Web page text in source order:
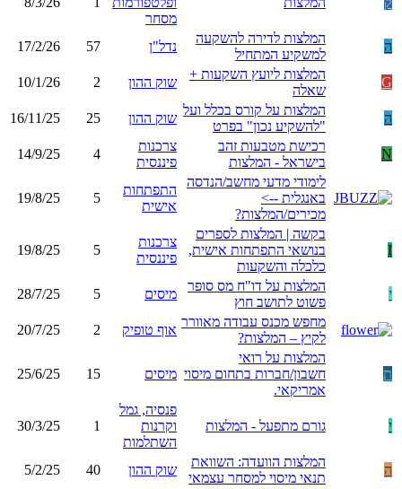
מסחר
ה
המלצות לדירה להשקעה
למשקיע המתחיל
נדל"ן 57
17/2/26
G
המלצות ליועץ השקעות +
שאלה
שוק ההון 2
10/1/26
ה
המלצות על קורס בכלל ועל
"להשקיע נכון" בפרט
שוק ההון 25
16/11/25
N
רכישת מטבעות זהב
בישראל - המלצות
צרכנות
פיננסית
4
14/9/25
לימודי מדעי מחשב/הנדסה
באנגלית -->
מכירים/המלצות?
התפתחות
אישית
5
19/8/25
I
בקשה | המלצות לספרים
בנושאי התפתחות אישית,
כלכלה והשקעות
צרכנות
פיננסית
5
19/8/25
י
המלצות על דו"ח מס סופר
פשוט לתושב חוץ
מיסים 5
28/7/25
מחפש מכנס עבודה מאוורר
לקיץ – המלצות?
אוף טופיק 2
20/7/25
ת
המלצות על רואי
חשבון/חברות בתחום מיסוי
אמריקאי.
מיסים 15
25/6/25
י גורם מתפעל - המלצות
פנסיה, גמל
וקרנות
השתלמות
1
30/3/25
ה
המלצות הוועדה: השוואת
תנאי מיסוי למסחר עצמאי
שוק ההון 40
5/2/25